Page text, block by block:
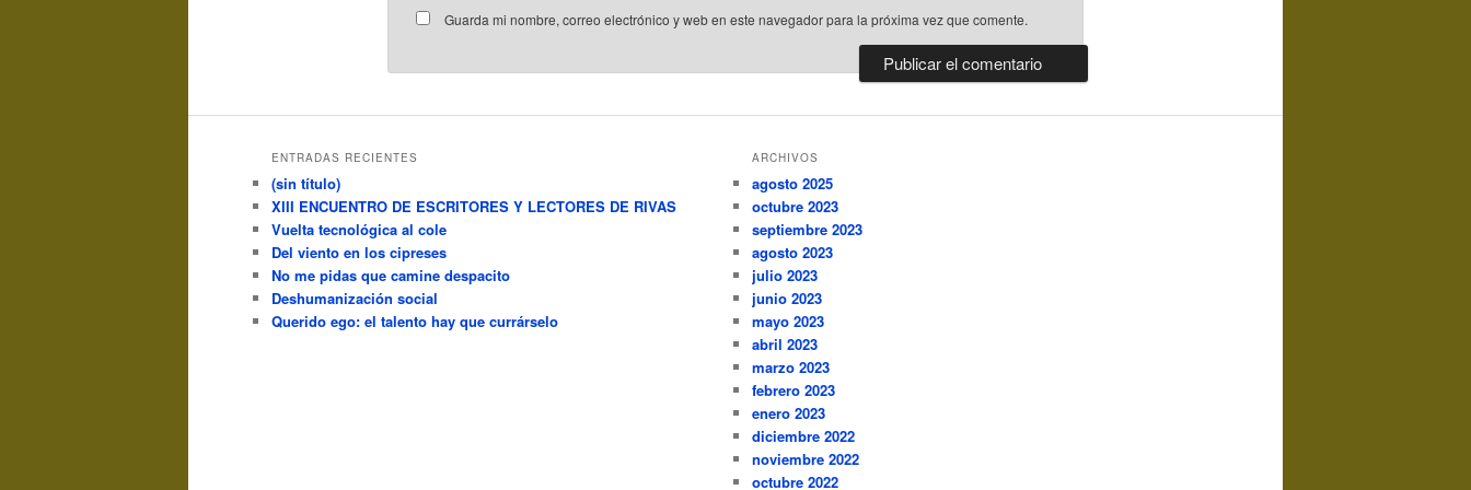
Guarda mi nombre, correo electrónico y web en este navegador para la próxima vez que comente.
ENTRADAS RECIENTES
(sin título)
XIII ENCUENTRO DE ESCRITORES Y LECTORES DE RIVAS
Vuelta tecnológica al cole
Del viento en los cipreses
No me pidas que camine despacito
Deshumanización social
Querido ego: el talento hay que currárselo
ARCHIVOS
agosto 2025
octubre 2023
septiembre 2023
agosto 2023
julio 2023
junio 2023
mayo 2023
abril 2023
marzo 2023
febrero 2023
enero 2023
diciembre 2022
noviembre 2022
octubre 2022